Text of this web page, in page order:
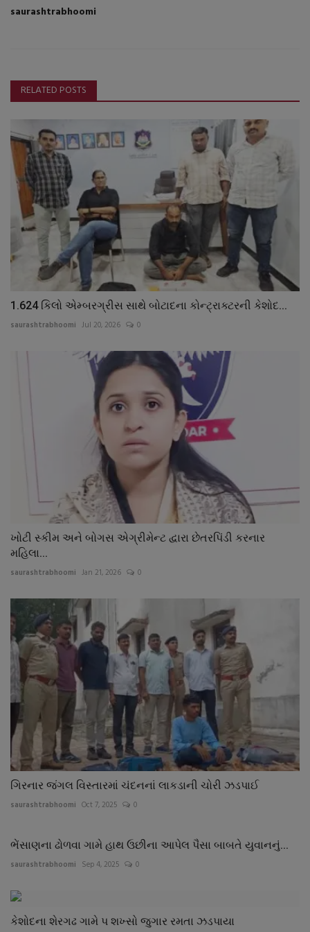
saurashtrabhoomi
RELATED POSTS
1.624 કિલો એમ્બરગ્રીસ સાથે બોટાદના કોન્ટ્રાક્ટરની કેશોદ...
saurashtrabhoomi Jul 20, 2026 0
ખોટી સ્કીમ અને બોગસ એગ્રીમેન્ટ દ્વારા છેતરપિંડી કરનાર
મહિલા...
saurashtrabhoomi Jan 21, 2026 0
ગિરનાર જંગલ વિસ્તારમાં ચંદનનાં લાકડાની ચોરી ઝડપાઈ
saurashtrabhoomi Oct 7, 2025 0
ભેંસાણના ઢોળવા ગામે હાથ ઉછીના આપેલ પૈસા બાબતે યુવાનનું...
saurashtrabhoomi Sep 4, 2025 0
કેશોદના શેરગઢ ગામે પ શખ્સો જુગાર રમતા ઝડપાયા